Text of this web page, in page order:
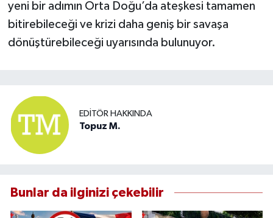
yeni bir adımın Orta Doğu’da ateşkesi tamamen
bitirebileceği ve krizi daha geniş bir savaşa
dönüştürebileceği uyarısında bulunuyor.
EDITÖR HAKKINDA
Topuz M.
Bunlar da ilginizi çekebilir